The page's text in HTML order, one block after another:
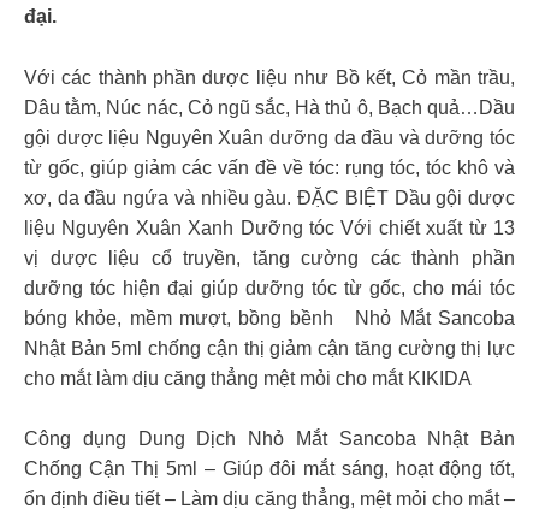
đại.
Với các thành phần dược liệu như Bồ kết, Cỏ mần trầu,
Dâu tằm, Núc nác, Cỏ ngũ sắc, Hà thủ ô, Bạch quả…Dầu
gội dược liệu Nguyên Xuân dưỡng da đầu và dưỡng tóc
từ gốc, giúp giảm các vấn đề về tóc: rụng tóc, tóc khô và
xơ, da đầu ngứa và nhiều gàu. ĐẶC BIỆT Dầu gội dược
liệu Nguyên Xuân Xanh Dưỡng tóc Với chiết xuất từ 13
vị dược liệu cổ truyền, tăng cường các thành phần
dưỡng tóc hiện đại giúp dưỡng tóc từ gốc, cho mái tóc
bóng khỏe, mềm mượt, bồng bềnh Nhỏ Mắt Sancoba
Nhật Bản 5ml chống cận thị giảm cận tăng cường thị lực
cho mắt làm dịu căng thẳng mệt mỏi cho mắt KIKIDA
Công dụng Dung Dịch Nhỏ Mắt Sancoba Nhật Bản
Chống Cận Thị 5ml – Giúp đôi mắt sáng, hoạt động tốt,
ổn định điều tiết – Làm dịu căng thẳng, mệt mỏi cho mắt –